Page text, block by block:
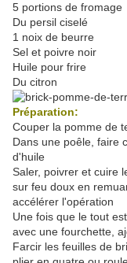
5 portions de fromage
Du persil ciselé
1 noix de beurre
Sel et poivre noir
Huile pour frire
Du citron
Préparation:
Couper la pomme de
Dans une poêle, faire
d'huile
Saler, poivrer et cuire
sur feu doux en
accélérer l'opération
Une fois que le tout
avec une fourchette,
Farcir les feuilles de